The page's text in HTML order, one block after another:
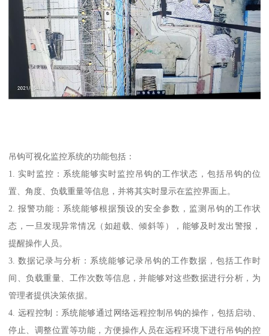
吊钩可视化监控系统的功能包括：
1. 实时监控：系统能够实时监控吊钩的工作状态，包括吊钩的位
置、角度、负载重量等信息，并将其实时显示在监控界面上。
2. 报警功能：系统能够根据预设的安全参数，监测吊钩的工作状
态，一旦发现异常情况（如超载、倾斜等），能够及时发出警报，
提醒操作人员。
3. 数据记录与分析：系统能够记录吊钩的工作数据，包括工作时
间、负载重量、工作次数等信息，并能够对这些数据进行分析，为
管理者提供决策依据。
4. 远程控制：系统能够通过网络远程控制吊钩的操作，包括启动、
停止、调整位置等功能，方便操作人员在远程环境下进行吊钩的控